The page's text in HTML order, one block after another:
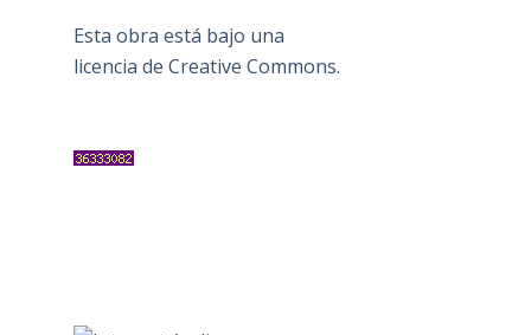
Esta obra está bajo una
licencia de Creative Commons.